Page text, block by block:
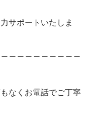
サポートいたしま
なくお電話でご丁寧